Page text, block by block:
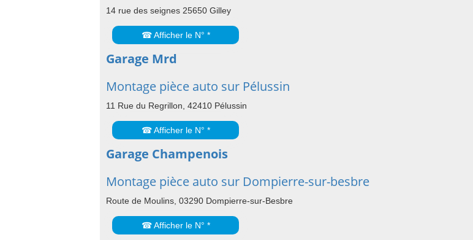
14 rue des seignes 25650 Gilley
☎ Afficher le N° *
Garage Mrd
Montage pièce auto sur Pélussin
11 Rue du Regrillon, 42410 Pélussin
☎ Afficher le N° *
Garage Champenois
Montage pièce auto sur Dompierre-sur-besbre
Route de Moulins, 03290 Dompierre-sur-Besbre
☎ Afficher le N° *